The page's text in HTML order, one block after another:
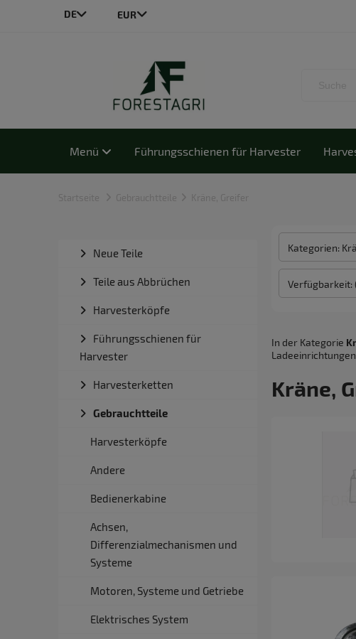
DE
Menü Führungsschienen für Harvester
Startseite Gebrauchtteile Kräne, Greifer
Neue Teile
Teile aus Abbrüchen
Harvesterköpfe
Führungsschienen für
Harvester
Harvesterketten
Gebrauchtteile
Harvesterköpfe
Andere
Bedienerkabine
Achsen,
Differenzialmechanismen und
Systeme
Motoren, Systeme und Getriebe
Elektrisches System
Kategorien:
Verfügbarkeit:
In der Kategorie
Kräne,